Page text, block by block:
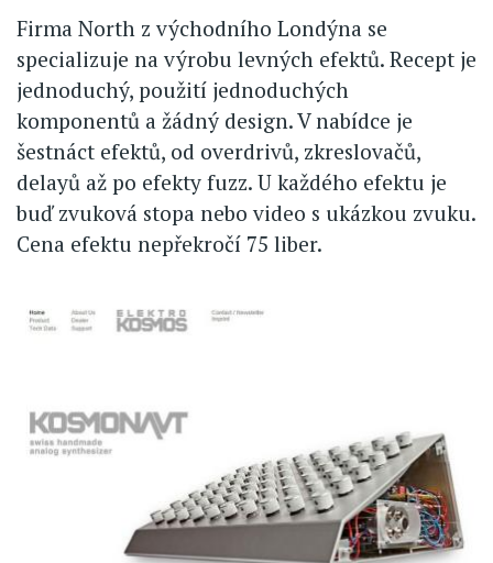
Firma North z východního Londýna se
specializuje na výrobu levných efektů. Recept je
jednoduchý, použití jednoduchých
komponentů a žádný design. V nabídce je
šestnáct efektů, od overdrivů, zkreslovačů,
delayů až po efekty fuzz. U každého efektu je
buď zvuková stopa nebo video s ukázkou zvuku.
Cena efektu nepřekročí 75 liber.